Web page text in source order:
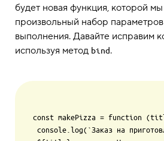
будет новая функция, которой
произвольный набор параметров
выполнения. Давайте исправим
используя метод bind.
const makePizza = function